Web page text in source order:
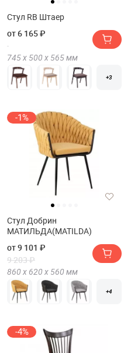
Стул RB Штаер
от 6 165 ₽
745 х 500 х 565мм
+3
-1%
Стул Добрин
МАТИЛЬДА(MATILDA)
от 9 101 ₽
9 203 ₽
860 х 620 х 560 мм
+4
-4%